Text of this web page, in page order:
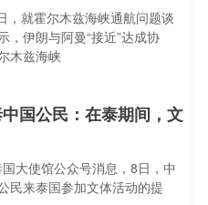
，就霍尔木兹海峡通航问题谈
，伊朗与阿曼“接近”达成协
木兹海峡
国公民：在泰期间，文
大使馆公众号消息，8日，中
民来泰国参加文体活动的提